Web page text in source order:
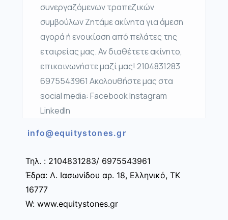
συνεργαζόμενων τραπεζικών
συμβούλων Ζητάμε ακίνητα για άμεση
αγορά ή ενοικίαση από πελάτες της
εταιρείας μας. Αν διαθέτετε ακίνητο,
επικοινωνήστε μαζί μας! 2104831283
6975543961 Ακολουθήστε μας στα
social media: Facebook Instagram
LinkedIn
info@equitystones.gr
Τηλ. : 2104831283/ 6975543961
Έδρα: Λ. Ιασωνίδου αρ. 18, Ελληνικό, ΤΚ
16777
W: www.equitystones.gr